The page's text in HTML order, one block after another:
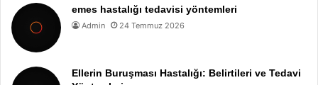
emes hastalığı tedavisi yöntemleri
Admin 24 Temmuz 2026
Ellerin Buruşması Hastalığı: Belirtileri ve Tedavi